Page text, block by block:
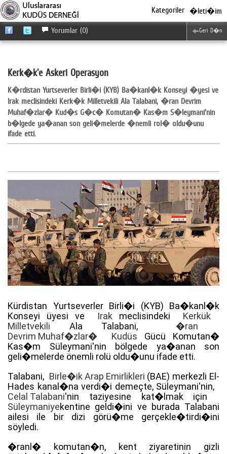
�leti�im
Kategoriler
Kerk�k'e Askeri Operasyon
K�rdistan Yurtseverler Birli�i (KYB) Ba�kanl�k Konseyi �yesi ve
Irak meclisindeki Kerk�k Milletvekili Ala Talabani, �ran Devrim
Muhaf�zlar� Kud�s G�c� Komutan� Kas�m S�leymani'nin
b�lgede ya�anan son geli�melerde �nemli rol� oldu�unu
ifade etti.
Kürdistan Yurtseverler Birli�i (KYB) Ba�kanl�k
Konseyi üyesi ve Irak meclisindeki Kerkük
Milletvekili Ala Talabani, �ran
Devrim Muhaf�zlar�
Kudüs Gücü Komutan�
Kas�m Süleymani'nin bölgede ya�anan son
geli�melerde önemli rolü oldu�unu ifade etti.
Talabani, Birle�ik Arap Emirlikleri (BAE) merkezli El-
Hades kanal�na verdi�i demeçte, Süleymani'nin,
Celal Talabani'nin taziyesine kat�lmak için
Süleymaniyekentine geldi�ini ve burada Talabani
ailesi ile bir dizi görü�me gerçekle�tirdi�ini
söyledi.
�ranl� komutan�n, kent ziyaretinin gizli
Geri D�n
Yorumlar (0)